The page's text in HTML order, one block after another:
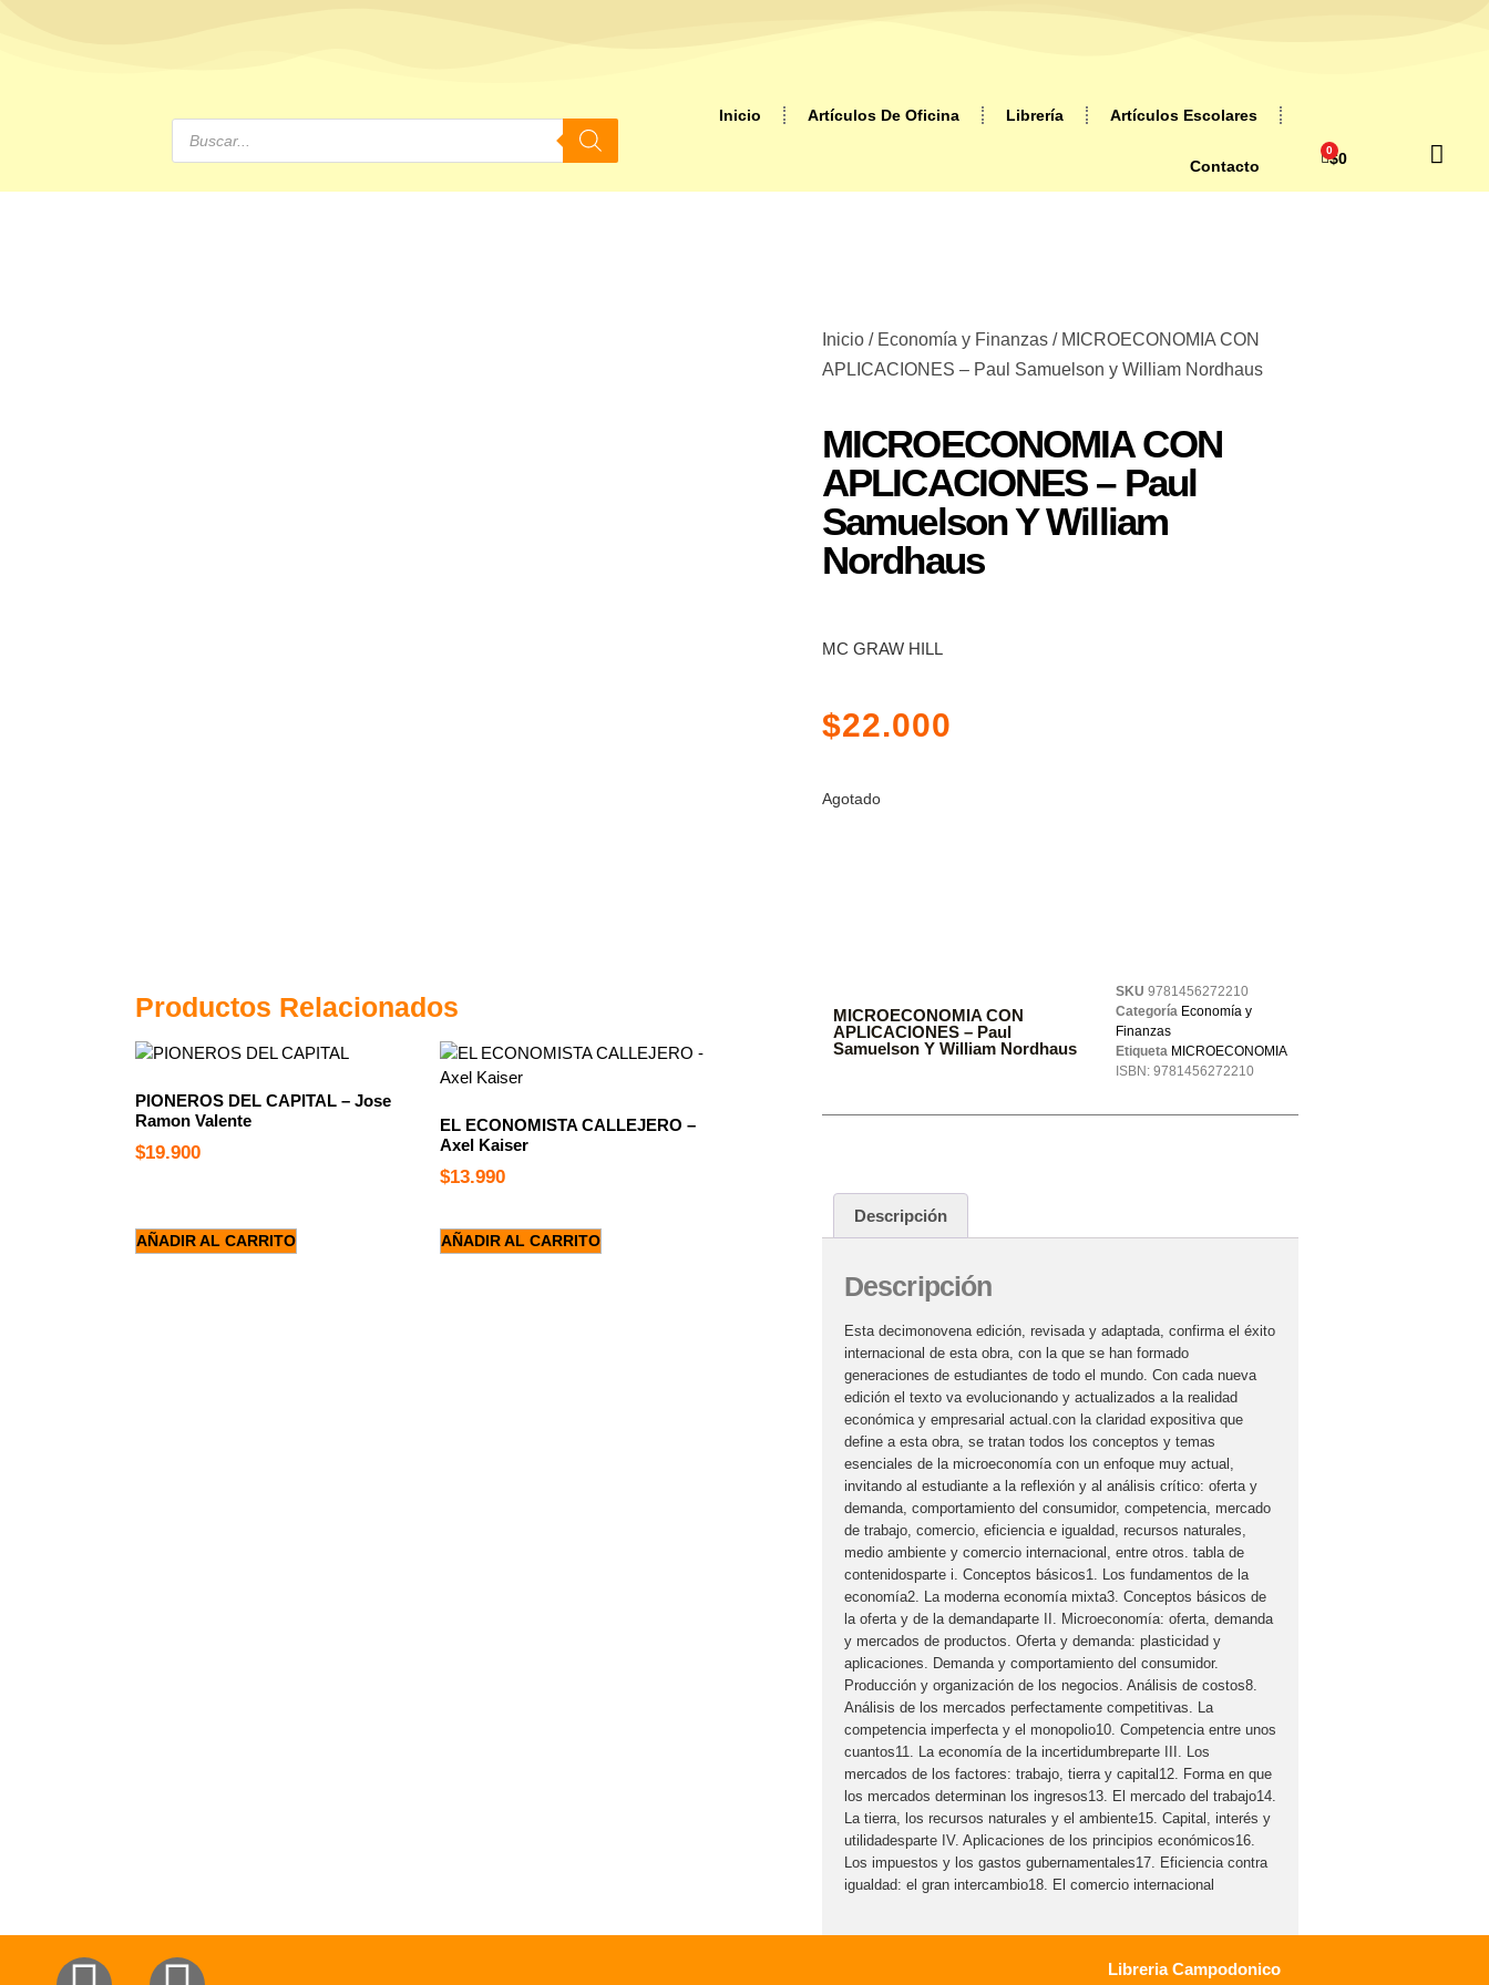
Inicio Artículos De Oficina Librería Artículos Escolares
Contacto $0
0
Inicio / Economía y Finanzas / MICROECONOMIA CON
APLICACIONES – Paul Samuelson y William Nordhaus
MICROECONOMIA CON
APLICACIONES – Paul
Samuelson Y William
Nordhaus
MC GRAW HILL
$22.000
Agotado
Productos Relacionados
PIONEROS DEL CAPITAL – Jose
Ramon Valente
$19.900
AÑADIR AL CARRITO
EL ECONOMISTA CALLEJERO –
Axel Kaiser
$13.990
AÑADIR AL CARRITO
MICROECONOMIA CON
APLICACIONES – Paul
Samuelson Y William Nordhaus
SKU 9781456272210
Categoría Economía y
Finanzas
Etiqueta MICROECONOMIA
ISBN: 9781456272210
Descripción
Descripción
Esta decimonovena edición, revisada y adaptada, confirma el éxito
internacional de esta obra, con la que se han formado
generaciones de estudiantes de todo el mundo. Con cada nueva
edición el texto va evolucionando y actualizados a la realidad
económica y empresarial actual.con la claridad expositiva que
define a esta obra, se tratan todos los conceptos y temas
esenciales de la microeconomía con un enfoque muy actual,
invitando al estudiante a la reflexión y al análisis crítico: oferta y
demanda, comportamiento del consumidor, competencia, mercado
de trabajo, comercio, eficiencia e igualdad, recursos naturales,
medio ambiente y comercio internacional, entre otros. tabla de
contenidosparte i. Conceptos básicos1. Los fundamentos de la
economía2. La moderna economía mixta3. Conceptos básicos de
la oferta y de la demandaparte II. Microeconomía: oferta, demanda
y mercados de productos. Oferta y demanda: plasticidad y
aplicaciones. Demanda y comportamiento del consumidor.
Producción y organización de los negocios. Análisis de costos8.
Análisis de los mercados perfectamente competitivas. La
competencia imperfecta y el monopolio10. Competencia entre unos
cuantos11. La economía de la incertidumbreparte III. Los
mercados de los factores: trabajo, tierra y capital12. Forma en que
los mercados determinan los ingresos13. El mercado del trabajo14.
La tierra, los recursos naturales y el ambiente15. Capital, interés y
utilidadesparte IV. Aplicaciones de los principios económicos16.
Los impuestos y los gastos gubernamentales17. Eficiencia contra
igualdad: el gran intercambio18. El comercio internacional
Libreria Campodonico